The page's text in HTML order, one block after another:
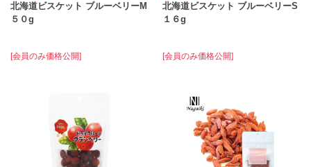
北海道ビスケット ブルーベリーM
５０g
[会員のみ価格公開]
北海道ビスケット ブルーベリーS
１６g
[会員のみ価格公開]